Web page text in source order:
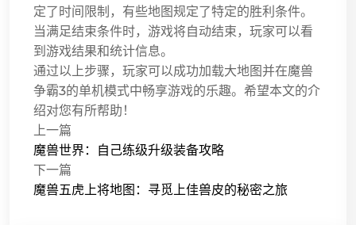
定了时间限制，有些地图规定了特定的胜利条件。
当满足结束条件时，游戏将自动结束，玩家可以看
到游戏结果和统计信息。
通过以上步骤，玩家可以成功加载大地图并在魔兽
争霸3的单机模式中畅享游戏的乐趣。希望本文的介
绍对您有所帮助！
上一篇
魔兽世界：自己练级升级装备攻略
下一篇
魔兽五虎上将地图：寻觅上佳兽皮的秘密之旅